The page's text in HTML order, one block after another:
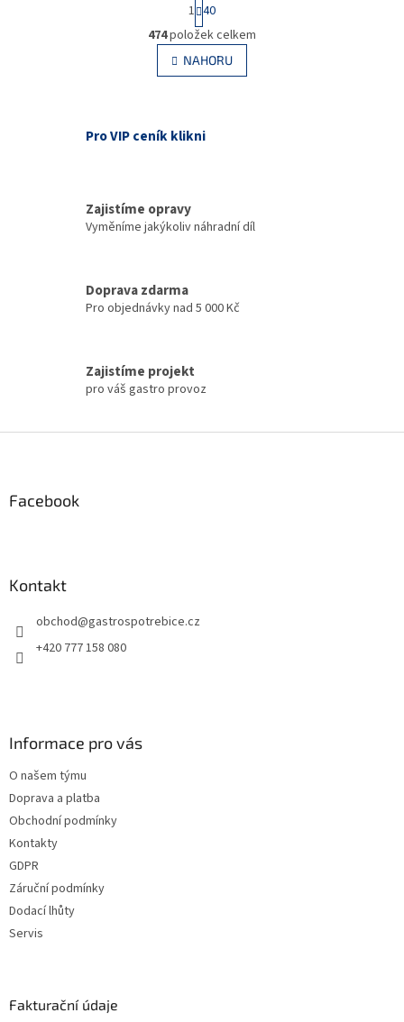
O
v
l
á
c
í
y
i
s
t
r
á
n
k
n
1 40
474položek celkem
NAHORU
Pro VIP ceník klikni
Zajistíme opravy
Vyměníme jakýkoliv náhradní díl
Doprava zdarma
Pro objednávky nad 5 000 Kč
Zajistíme projekt
pro váš gastro provoz
Facebook
Kontakt
obchod@gastrospotrebice.cz
+420 777 158 080
Informace pro vás
O našem týmu
Doprava a platba
Obchodní podmínky
Kontakty
GDPR
Záruční podmínky
Dodací lhůty
Servis
Fakturační údaje